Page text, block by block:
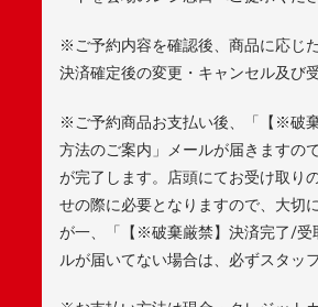
※ご予約内容を確認後、商品に応じ
決済確定後の変更・キャンセル及び
※ご予約商品お支払い後、「【※破
方法のご案内」メールが届きますの
が完了します。店頭にてお受け取り
せの際に必要となりますので、大切
が一、「【※破棄厳禁】決済完了/受
ルが届いてない場合は、必ずスタッ